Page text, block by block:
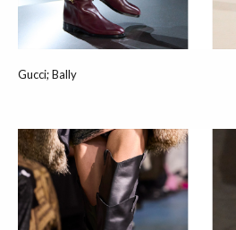
Gucci; Bally